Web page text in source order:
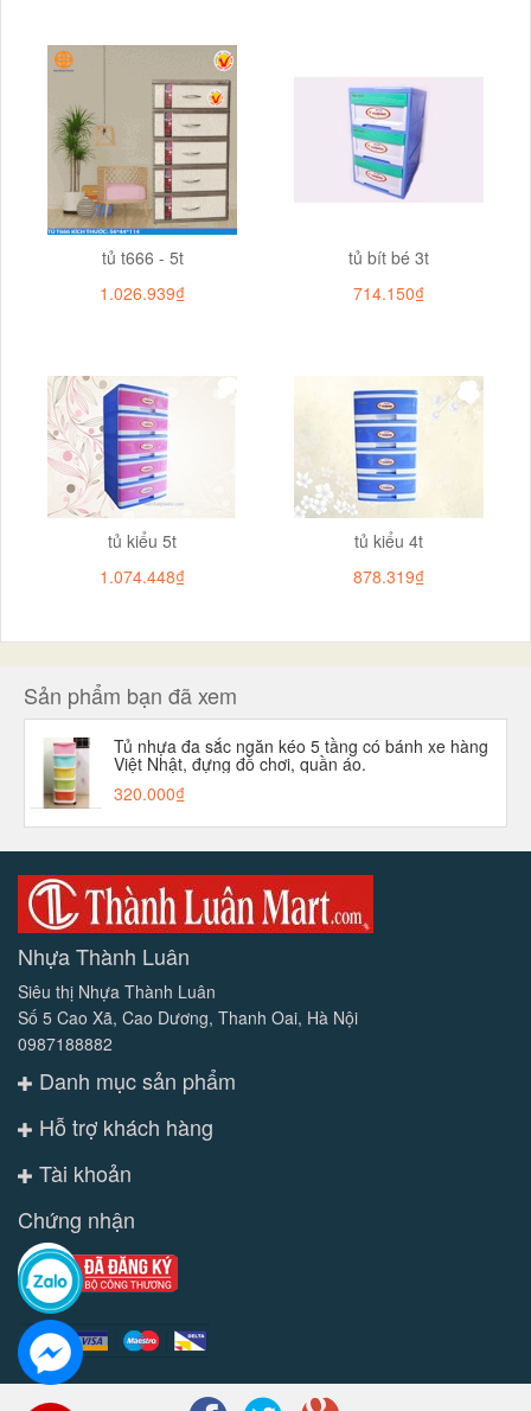
tủ t666 - 5t
1.026.939₫
tủ bít bé 3t
714.150₫
tủ kiểu 5t
1.074.448₫
tủ kiểu 4t
878.319₫
Sản phẩm bạn đã xem
Tủ nhựa đa sắc ngăn kéo 5 tầng có bánh xe hàng
Việt Nhật, đựng đồ chơi, quần áo.
320.000₫
Nhựa Thành Luân
Siêu thị Nhựa Thành Luân
Số 5 Cao Xã, Cao Dương, Thanh Oai, Hà Nội
0987188882
Danh mục sản phẩm
Hỗ trợ khách hàng
Tài khoản
Chứng nhận